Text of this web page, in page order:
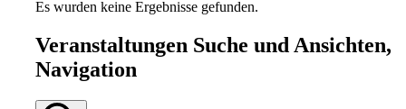
Es wurden keine Ergebnisse gefunden.
Veranstaltungen Suche und Ansichten,
Navigation